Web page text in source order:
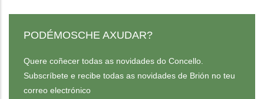
PODÉMOSCHE AXUDAR?
Quere coñecer todas as novidades do Concello.
Subscríbete e recibe todas as novidades de Brión no teu
correo electrónico